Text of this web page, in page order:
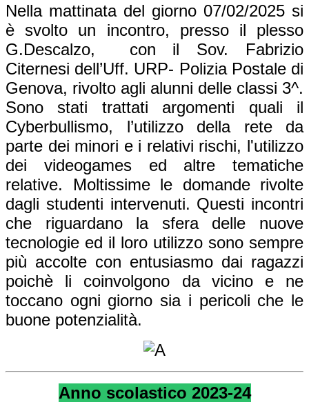
Nella mattinata del giorno 07/02/2025 si
è svolto un incontro, presso il plesso
G.Descalzo, con il Sov. Fabrizio
Citernesi dell’Uff. URP- Polizia Postale di
Genova, rivolto agli alunni delle classi 3^.
Sono stati trattati argomenti quali il
Cyberbullismo, l’utilizzo della rete da
parte dei minori e i relativi rischi, l'utilizzo
dei videogames ed altre tematiche
relative. Moltissime le domande rivolte
dagli studenti intervenuti. Questi incontri
che riguardano la sfera delle nuove
tecnologie ed il loro utilizzo sono sempre
più accolte con entusiasmo dai ragazzi
poichè li coinvolgono da vicino e ne
toccano ogni giorno sia i pericoli che le
buone potenzialità.
Anno scolastico 2023-24